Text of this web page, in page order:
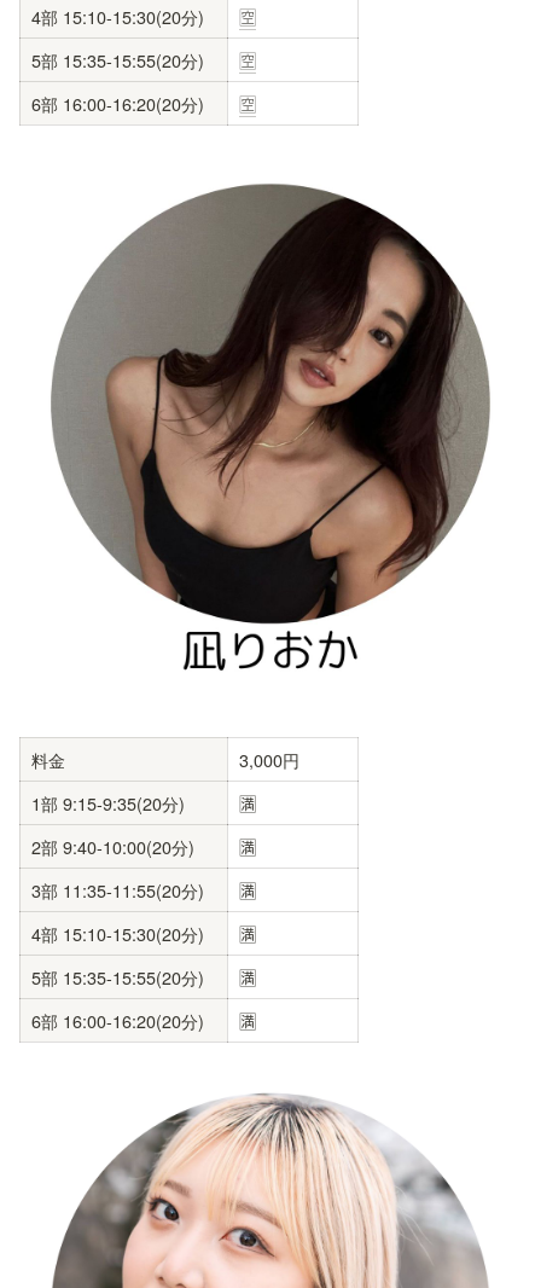
4部 15:10-15:30(20分)
🈳
5部 15:35-15:55(20分)
🈳
6部 16:00-16:20(20分)
🈳
料金
3,000円
1部 9:15-9:35(20分)
🈵
2部 9:40-10:00(20分)
🈵
3部 11:35-11:55(20分)
🈵
4部 15:10-15:30(20分)
🈵
5部 15:35-15:55(20分)
🈵
6部 16:00-16:20(20分)
🈵